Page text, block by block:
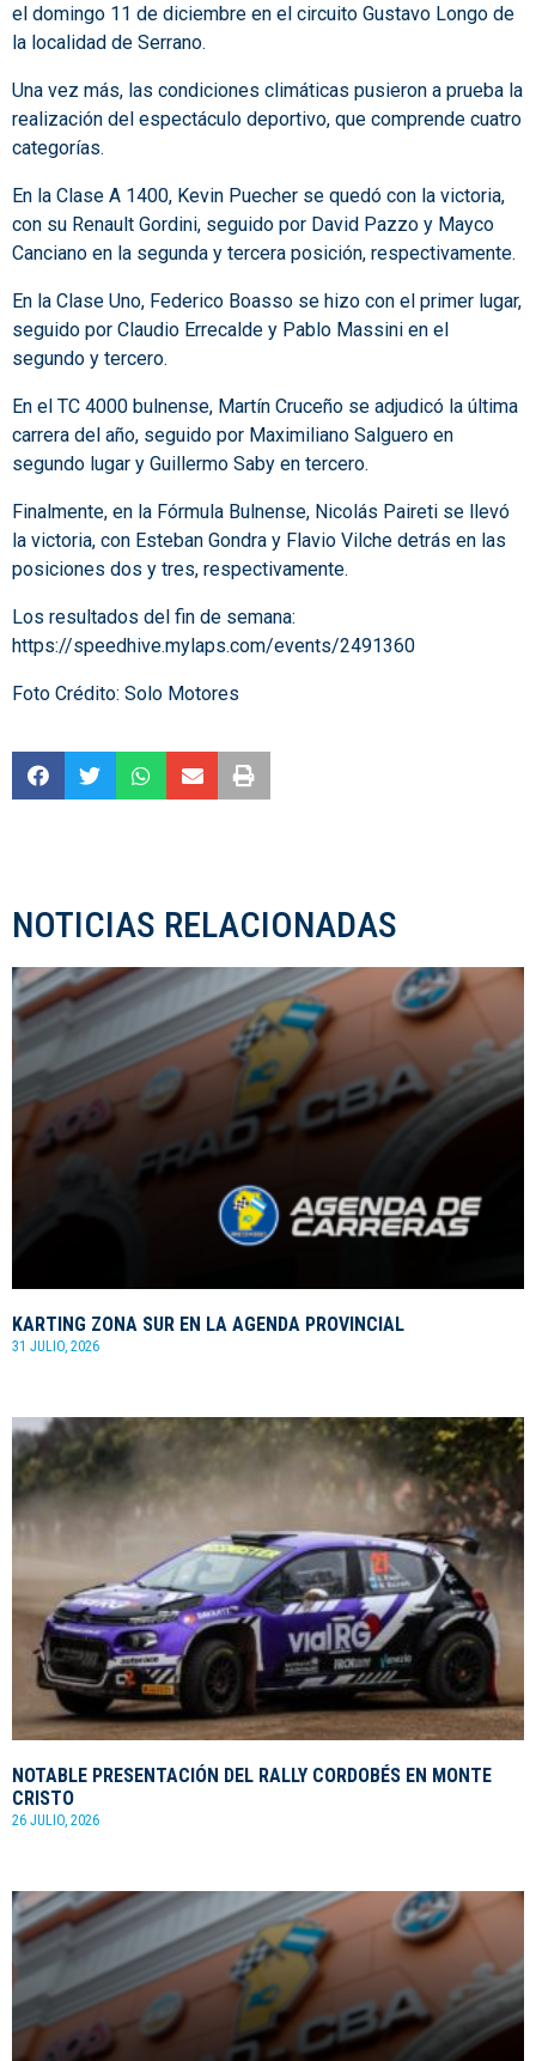
el domingo 11 de diciembre en el circuito Gustavo Longo de
la localidad de Serrano.
Una vez más, las condiciones climáticas pusieron a prueba la
realización del espectáculo deportivo, que comprende cuatro
categorías.
En la Clase A 1400, Kevin Puecher se quedó con la victoria,
con su Renault Gordini, seguido por David Pazzo y Mayco
Canciano en la segunda y tercera posición, respectivamente.
En la Clase Uno, Federico Boasso se hizo con el primer lugar,
seguido por Claudio Errecalde y Pablo Massini en el
segundo y tercero.
En el TC 4000 bulnense, Martín Cruceño se adjudicó la última
carrera del año, seguido por Maximiliano Salguero en
segundo lugar y Guillermo Saby en tercero.
Finalmente, en la Fórmula Bulnense, Nicolás Paireti se llevó
la victoria, con Esteban Gondra y Flavio Vilche detrás en las
posiciones dos y tres, respectivamente.
Los resultados del fin de semana:
https://speedhive.mylaps.com/events/2491360
Foto Crédito: Solo Motores
NOTICIAS RELACIONADAS
KARTING ZONA SUR EN LA AGENDA PROVINCIAL
31 JULIO, 2026
NOTABLE PRESENTACIÓN DEL RALLY CORDOBÉS EN MONTE
CRISTO
26 JULIO, 2026